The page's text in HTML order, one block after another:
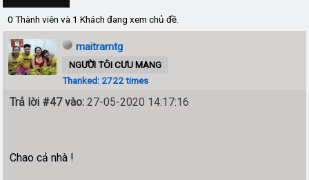
0 Thành viên và 1 Khách đang xem chủ đề.
maitramtg
NGƯỜI TÔI CƯU MANG
Thanked: 2722 times
Trả lời #47 vào: 27-05-2020 14:17:16
Chao cả nhà !